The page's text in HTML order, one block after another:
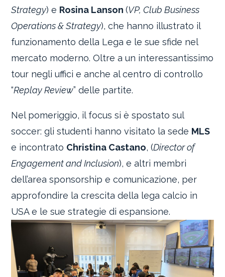
Strategy) e Rosina Lanson(VP, Club Business
Operations & Strategy), che hanno illustrato il
funzionamento della Lega e le sue sfide nel
mercato moderno. Oltre a un interessantissimo
tour negli uffici e anche al centro di controllo
“Replay Review” delle partite.
Nel pomeriggio, il focus si è spostato sul
soccer: gli studenti hanno visitato la sede MLS
e incontrato Christina Castano, (Director of
Engagement and Inclusion), e altri membri
dell’area sponsorship e comunicazione, per
approfondire la crescita della lega calcio in
USA e le sue strategie di espansione.